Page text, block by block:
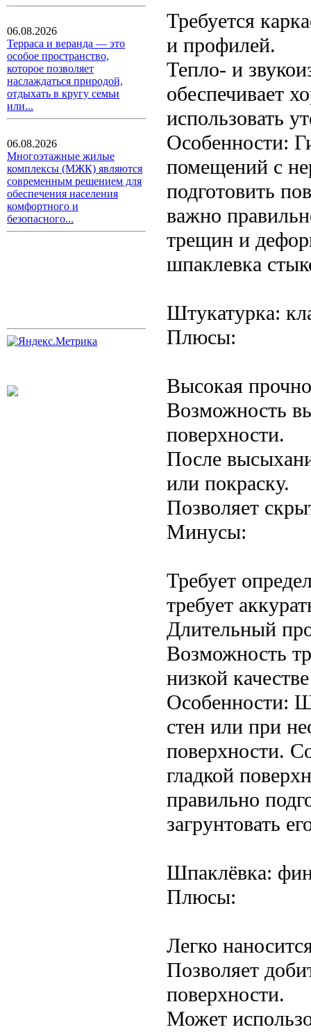
06.08.2026
Терраса и веранда — это
особое пространство,
которое позволяет
наслаждаться природой,
отдыхать в кругу семьи
или...
06.08.2026
Многоэтажные жилые
комплексы (МЖК) являются
современным решением для
обеспечения населения
комфортного и
безопасного...
Требуется
и профилей.
Тепло- и
обеспечивает
использовать
Особенности:
помещений с
подготовить
важно
трещин и
шпаклевка
Штукатурка:
Плюсы:
Высокая
Возможность
поверхности.
После
или покраску.
Позволяет
Минусы:
Требует
требует
Длительный
Возможность
низкой
Особенности:
стен или при
поверхности.
гладкой
правильно
загрунтовать
Шпаклёвка:
Плюсы:
Легко
Позволяет
поверхности.
Может